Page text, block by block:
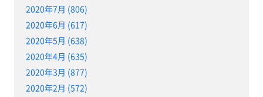
2020年7月 (806)
2020年6月 (617)
2020年5月 (638)
2020年4月 (635)
2020年3月 (877)
2020年2月 (572)